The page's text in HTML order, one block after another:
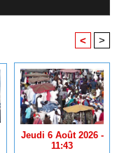
< >
Jeudi 6 Août 2026 -
11:43